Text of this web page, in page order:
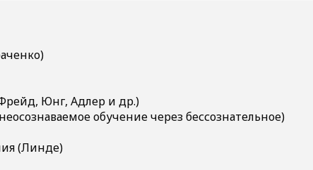
Юнг, Адлер и др.)
обучение через бессознательное)
(Линде)